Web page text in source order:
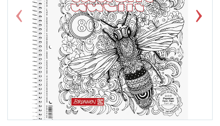
Previous